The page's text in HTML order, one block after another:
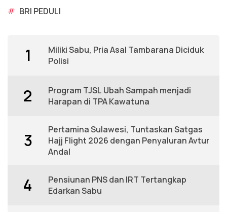
# BRI PEDULI
1
Miliki Sabu, Pria Asal Tambarana Diciduk
Polisi
2
Program TJSL Ubah Sampah menjadi
Harapan di TPA Kawatuna
3
Pertamina Sulawesi, Tuntaskan Satgas
Hajj Flight 2026 dengan Penyaluran Avtur
Andal
4
Pensiunan PNS dan IRT Tertangkap
Edarkan Sabu